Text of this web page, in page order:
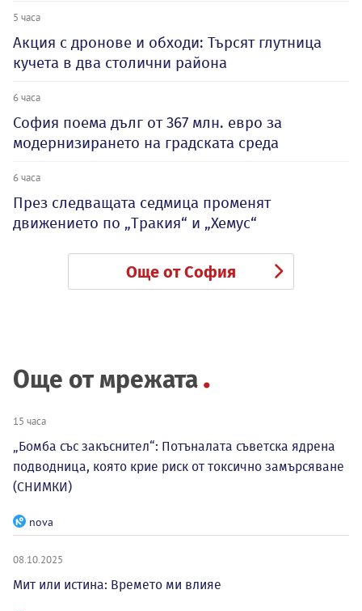
5 часа
Акция с дронове и обходи: Търсят глутница
кучета в два столични района
6 часа
София поема дълг от 367 млн. евро за
модернизирането на градската среда
6 часа
През следващата седмица променят
движението по „Тракия“ и „Хемус“
Още от София
Още от мрежата
15 часа
„Бомба със закъснител“: Потъналата съветска ядрена
подводница, която крие риск от токсично замърсяване
(СНИМКИ)
nova
08.10.2025
Мит или истина: Времето ми влияе